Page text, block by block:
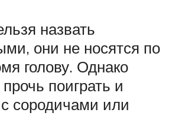
назвать
они не носятся по
голову. Однако
поиграть и
сородичами или